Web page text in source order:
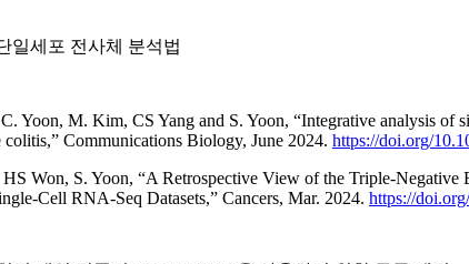
일세포 전사체 분석법
Yoon, M. Kim, CS Yang and S. Yoon, “Integrative analysis of
Communications Biology, June 2024. https://doi.org/
Won, S. Yoon, “A Retrospective View of the Triple-
Cell RNA-Seq Datasets,” Cancers, Mar. 2024. https://